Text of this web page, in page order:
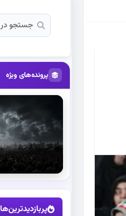
پرونده‌های ویژه
مشاهده اخبار
پربازدیدترین‌ها